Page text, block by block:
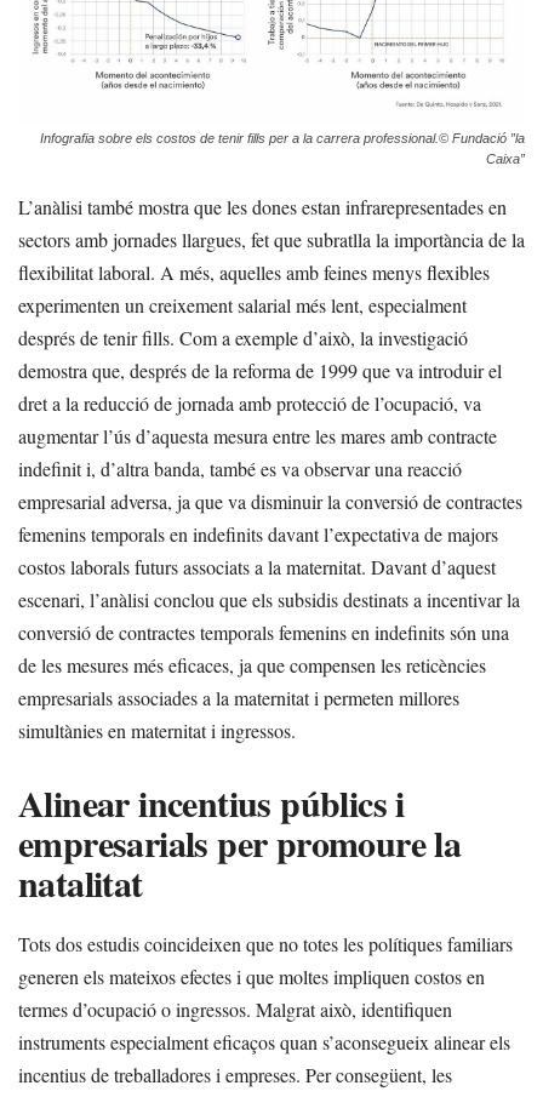
Infografia sobre els costos de tenir fills per a la carrera professional.© Fundació ”la
Caixa”
L’anàlisi també mostra que les dones estan infrarepresentades en
sectors amb jornades llargues, fet que subratlla la importància de la
flexibilitat laboral. A més, aquelles amb feines menys flexibles
experimenten un creixement salarial més lent, especialment
després de tenir fills. Com a exemple d’això, la investigació
demostra que, després de la reforma de 1999 que va introduir el
dret a la reducció de jornada amb protecció de l’ocupació, va
augmentar l’ús d’aquesta mesura entre les mares amb contracte
indefinit i, d’altra banda, també es va observar una reacció
empresarial adversa, ja que va disminuir la conversió de contractes
femenins temporals en indefinits davant l’expectativa de majors
costos laborals futurs associats a la maternitat. Davant d’aquest
escenari, l’anàlisi conclou que els subsidis destinats a incentivar la
conversió de contractes temporals femenins en indefinits són una
de les mesures més eficaces, ja que compensen les reticències
empresarials associades a la maternitat i permeten millores
simultànies en maternitat i ingressos.
Alinear incentius públics i
empresarials per promoure la
natalitat
Tots dos estudis coincideixen que no totes les polítiques familiars
generen els mateixos efectes i que moltes impliquen costos en
termes d’ocupació o ingressos. Malgrat això, identifiquen
instruments especialment eficaços quan s’aconsegueix alinear els
incentius de treballadores i empreses. Per consegüent, les